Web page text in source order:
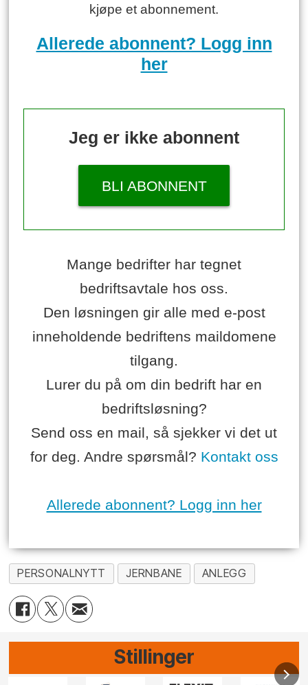
kjøpe et abonnement.
Allerede abonnent? Logg inn
her
Jeg er ikke abonnent
BLI ABONNENT
Mange bedrifter har tegnet
bedriftsavtale hos oss.
Den løsningen gir alle med e-post
inneholdende bedriftens maildomene
tilgang.
Lurer du på om din bedrift har en
bedriftsløsning?
Send oss en mail, så sjekker vi det ut
for deg. Andre spørsmål? Kontakt oss
Allerede abonnent? Logg inn her
PERSONALNYTT JERNBANE ANLEGG
Stillinger